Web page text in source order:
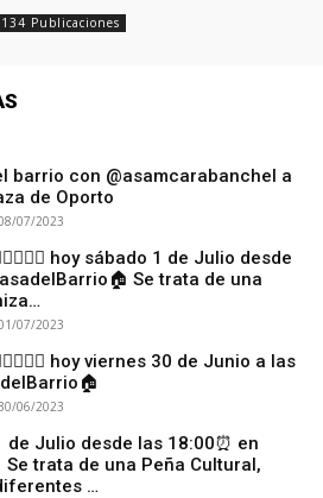
134 Publicaciones
barrio con @asamcarabanchel a
de Oporto
07/2023
hoy sábado 1 de Julio desde
Se trata de una
07/2023
hoy viernes 30 de Junio a las
06/2023
de Julio desde las 18:00⏰️ en
trata de una Peña Cultural,
…